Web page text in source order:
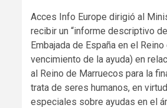
Acces Info Europe dirigió al
recibir un “informe descriptivo
Embajada de España en el
vencimiento de la ayuda) en
al Reino de Marruecos para la
trata de seres humanos, en
especiales sobre ayudas en el